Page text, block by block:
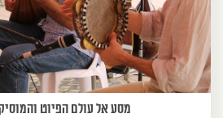
מסע אל עולם הפיוט